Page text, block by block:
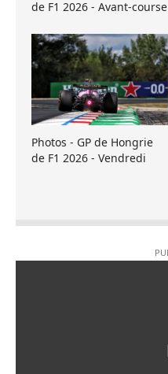
de F1 2026 - Avant-course
Photos - GP de Hongrie
de F1 2026 - Vendredi